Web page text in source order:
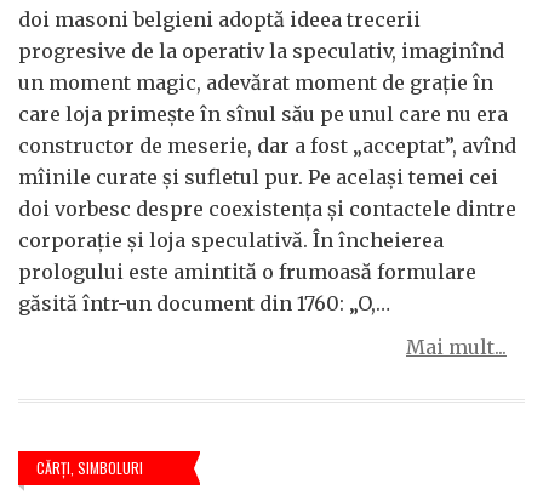
doi masoni belgieni adoptă ideea trecerii
progresive de la operativ la speculativ, imaginînd
un moment magic, adevărat moment de grație în
care loja primește în sînul său pe unul care nu era
constructor de meserie, dar a fost „acceptat”, avînd
mîinile curate și sufletul pur. Pe același temei cei
doi vorbesc despre coexistența și contactele dintre
corporație și loja speculativă. În încheierea
prologului este amintită o frumoasă formulare
găsită într-un document din 1760: „O,…
Mai mult...
CĂRŢI SIMBOLURI